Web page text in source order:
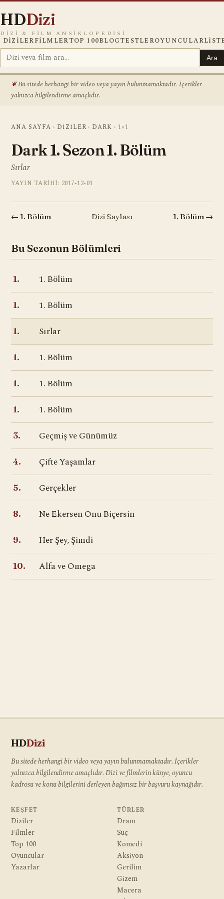
HDDizi
DIZI & FILM ANSIKLOPEDISI
DIZILERFILMLERTOP 100BLOGTESTLEROYUNCULAR
Ara
Bu sitede herhangi bir video veya yayın bulunmamaktadır. İçerikler
yalnızca bilgilendirme amaçlıdır.
ANA SAYFA › DIZILER › DARK › 1×1
Dark 1. Sezon 1. Bölüm
Sırlar
YAYIN TARIHI: 2017-12-01
← 1. Bölüm Dizi Sayfası 1. Bölüm →
Bu Sezonun Bölümleri
1. 1. Bölüm
1. 1. Bölüm
1. Sırlar
1. 1. Bölüm
1. 1. Bölüm
1. 1. Bölüm
3. Geçmiş ve Günümüz
4. Çifte Yaşamlar
5. Gerçekler
8. Ne Ekersen Onu Biçersin
9. Her Şey, Şimdi
10. Alfa ve Omega
HDDizi
Bu sitede herhangi bir video veya yayın bulunmamaktadır. İçerikler
yalnızca bilgilendirme amaçlıdır. Dizi ve filmlerin künye, oyuncu
kadrosu ve konu bilgilerini derleyen bağımsız bir başvuru kaynağıdır.
KEŞFET
Diziler
Filmler
Top 100
Oyuncular
Yazarlar
TÜRLER
Dram
Suç
Komedi
Aksiyon
Gerilim
Gizem
Macera